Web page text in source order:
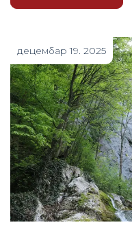
децембар 19. 2025